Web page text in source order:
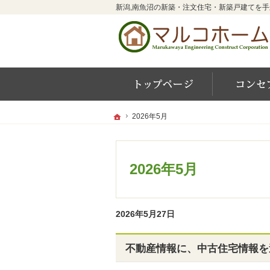
ホーム
2026年5月
2026年5月
2026年5月27日
不動産情報に、中古住宅情報を
ホーム
2026年5月